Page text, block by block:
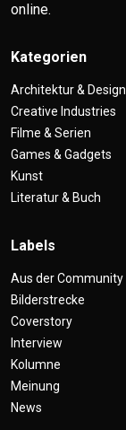
online.
Kategorien
Architektur & Design
Creative Industries
Filme & Serien
Games & Gadgets
Kunst
Literatur & Buch
Labels
Aus der Community
Bilderstrecke
Coverstory
Interview
Kolumne
Meinung
News